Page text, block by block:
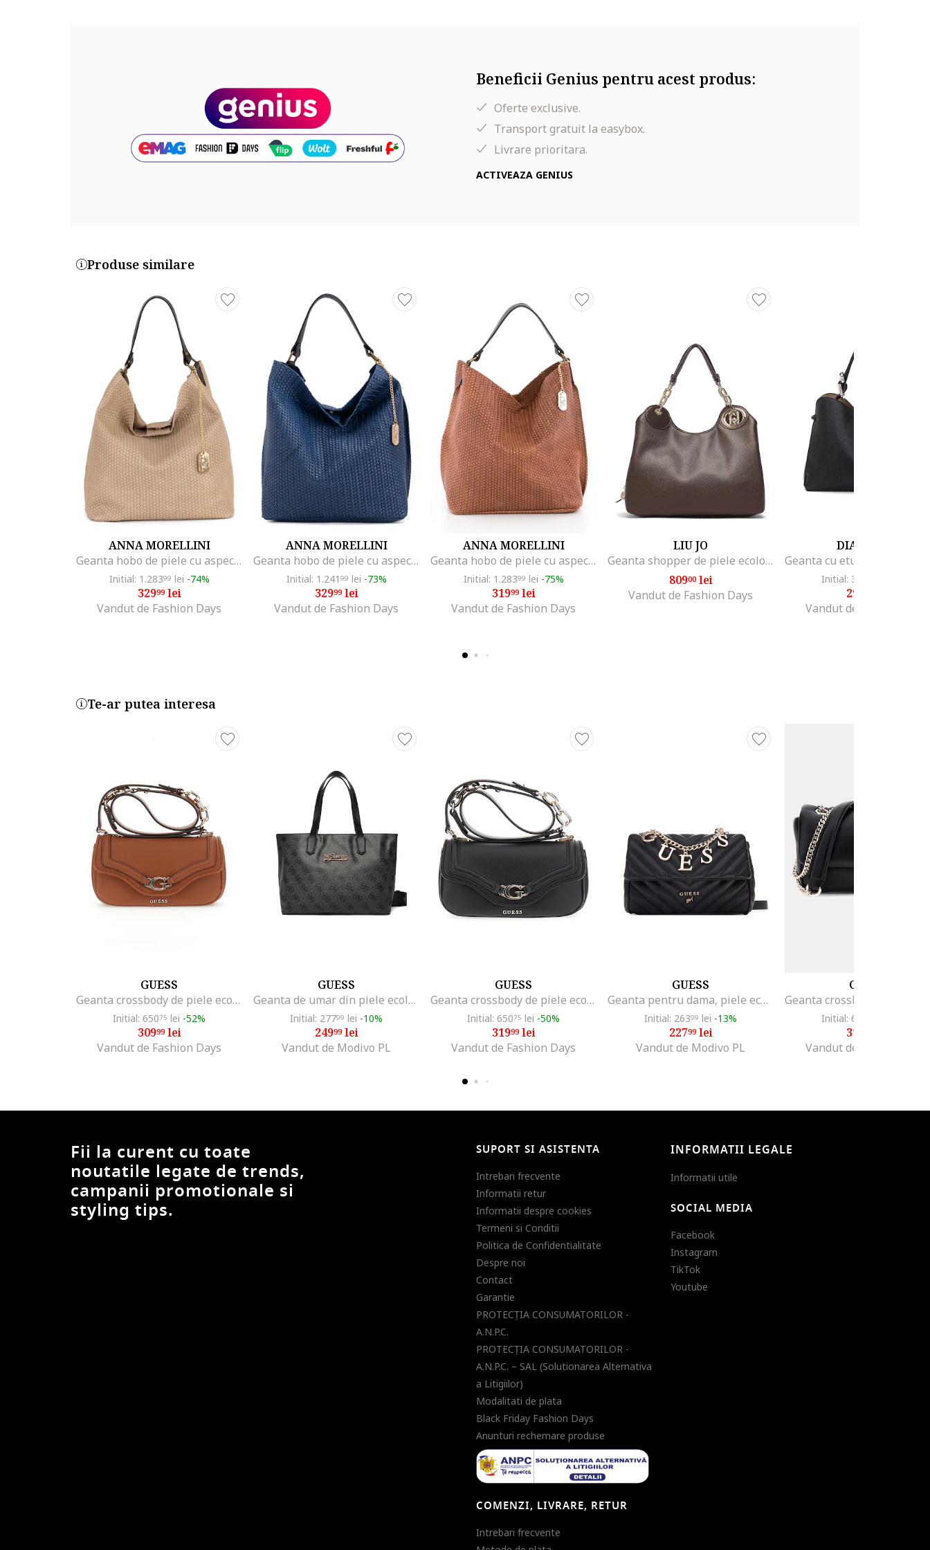
Exterior: piele naturala de vaca
Dimensiune (cm): 38 x 36 x 14 cm
DWF3GJMBM
Beneficii Genius pentru acest produs:
Oferte exclusive.
Transport gratuit la easybox.
Livrare prioritara.
ACTIVEAZA GENIUS
Produse similare
ANNA MORELLINI
Geanta hobo de piele cu aspect impletit Sebastiana, Maro deschis
Initial: 1.28399 lei -74%
32999lei
Vandut de Fashion Days
ANNA MORELLINI
Geanta hobo de piele cu aspect impletit Sebastiana, Albastru inchis
Initial: 1.241 99 lei -73%
32999lei
Vandut de Fashion Days
ANNA MORELLINI
Geanta hobo de piele cu aspect impletit Sebastiana, Maro
Initial: 1.28399 lei -75%
31999lei
Vandut de Fashion Days
LIU JO
Geanta shopper de piele ecologica cu aspect granulat, Maro pamantiu
80900lei
Vandut de Fashion Days
DIANA&CO
Initial: 375
290
Vandut de Fashion Days
Te-ar putea interesa
GUESS
Geanta crossbody de piele ecologica cu clapa, Portocaliu stins
Initial: 65075 lei -52%
30999lei
Vandut de Fashion Days
GUESS
Geanta de umar din piele ecologica cu model cu monograma
Initial: 27799 lei -10%
24999lei
Vandut de Modivo PL
GUESS
Geanta crossbody de piele ecologica cu clapa, Negru
Initial: 65075 lei -50%
31999lei
Vandut de Fashion Days
GUESS
Geanta pentru dama, piele ecologica, negru
Initial: 26399 lei -13%
22799lei
Vandut de Modivo PL
GUESS
Initial: 650
319
Vandut de Fashion Days
Fii la curent cu toate
noutatile legate de trends,
campanii promotionale si
styling tips.
SUPORT SI ASISTENTA
Intrebari frecvente
Informatii retur
Informatii despre cookies
Termeni si Conditii
Politica de Confidentialitate
Despre noi
Contact
Garantie
PROTECŢIA CONSUMATORILOR -
A.N.P.C.
PROTECŢIA CONSUMATORILOR -
A.N.P.C. – SAL (Solutionarea Alternativa
a Litigiilor)
Modalitati de plata
Black Friday Fashion Days
Anunturi rechemare produse
COMENZI, LIVRARE, RETUR
Intrebari frecvente
INFORMATII LEGALE
Informatii utile
SOCIAL MEDIA
Facebook
Instagram
TikTok
Youtube